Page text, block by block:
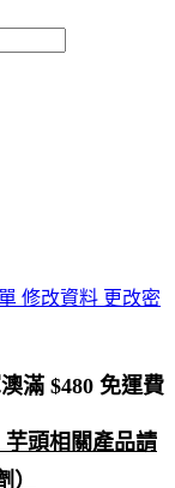
修改資料 更改密
滿 $480 免運費
頭相關產品請